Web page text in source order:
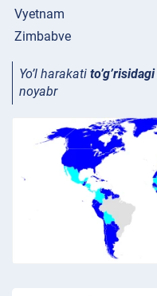
Vyetnam
Zimbabve
Yo’l harakati to’g’risidagi
noyabr